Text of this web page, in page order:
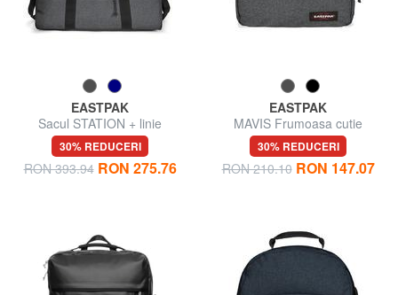
EASTPAK
Sacul STATION + linie
30% REDUCERI
RON 393.94 RON 275.76
EASTPAK
MAVIS Frumoasa cutie
30% REDUCERI
RON 210.10 RON 147.07